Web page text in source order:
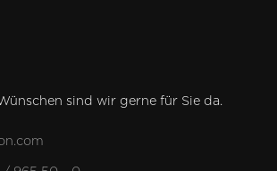
sind wir gerne für Sie da.